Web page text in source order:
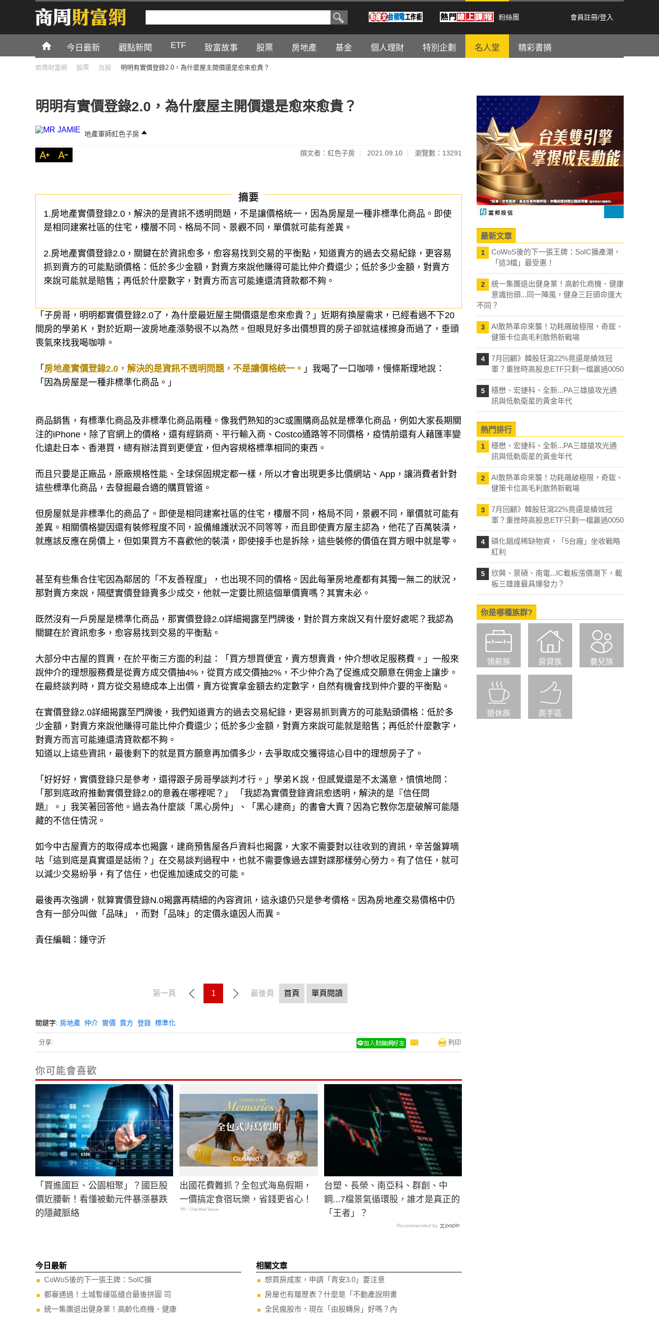
粉絲團 會員註冊/登入
今日最新 觀點新聞 ETF 致富故事 股票 房地產 基金 個人理財 特別企劃 名人堂 精彩書摘
商周財富網 股票 台股 明明有實價登錄2.0，為什麼屋主開價還是愈來愈貴？
明明有實價登錄2.0，為什麼屋主開價還是愈來愈貴？
地產軍師紅色子房
撰文者：紅色子房 2021.09.10 瀏覽數：13291
摘要
1.房地產實價登錄2.0，解決的是資訊不透明問題，不是讓價格統一，因為房屋是一種非標準化商品。即使
是相同建案社區的住宅，樓層不同、格局不同、景觀不同，單價就可能有差異。
2.房地產實價登錄2.0，關鍵在於資訊愈多，愈容易找到交易的平衡點，知道賣方的過去交易紀錄，更容易
抓到賣方的可能點頭價格：低於多少金額，對賣方來說他賺得可能比仲介費還少；低於多少金額，對賣方
來說可能就是賠售；再低於什麼數字，對賣方而言可能連還清貸款都不夠。
「子房哥，明明都實價登錄2.0了，為什麼最近屋主開價還是愈來愈貴？」近期有換屋需求，已經看過不下20
間房的學弟Ｋ，對於近期一波房地產漲勢很不以為然。但眼見好多出價想買的房子卻就這樣擦身而過了，垂頭
喪氣來找我喝咖啡。
「 房地產實價登錄2.0，解決的是資訊不透明問題，不是讓價格統一。 」我喝了一口咖啡，慢條斯理地說：
「因為房屋是一種非標準化商品。」
商品銷售，有標準化商品及非標準化商品兩種。像我們熟知的3C或團購商品就是標準化商品，例如大家長期關
注的iPhone，除了官網上的價格，還有經銷商、平行輸入商、Costco通路等不同價格，疫情前還有人藉匯率變
化遠赴日本、香港買，總有辦法買到更便宜，但內容規格標準相同的東西。
而且只要是正廠品，原廠規格性能、全球保固規定都一樣，所以才會出現更多比價網站、App，讓消費者針對
這些標準化商品，去發掘最合適的購買管道。
但房屋就是非標準化的商品了。即使是相同建案社區的住宅，樓層不同，格局不同，景觀不同，單價就可能有
差異。相關價格變因還有裝修程度不同，設備維護狀況不同等等，而且即使賣方屋主認為，他花了百萬裝潢，
就應該反應在房價上，但如果買方不喜歡他的裝潢，即使接手也是拆除，這些裝修的價值在買方眼中就是零。
甚至有些集合住宅因為鄰居的「不友善程度」，也出現不同的價格。因此每筆房地產都有其獨一無二的狀況，
那對賣方來說，隔壁實價登錄賣多少成交，他就一定要比照這個單價賣嗎？其實未必。
既然沒有一戶房屋是標準化商品，那實價登錄2.0詳細揭露至門牌後，對於買方來說又有什麼好處呢？我認為
關鍵在於資訊愈多，愈容易找到交易的平衡點。
大部分中古屋的買賣，在於平衡三方面的利益：「買方想買便宜，賣方想賣貴，仲介想收足服務費。」一般來
說仲介的理想服務費是從賣方成交價抽4%，從買方成交價抽2%，不少仲介為了促進成交願意在佣金上讓步。
在最終談判時，買方從交易總成本上出價，賣方從實拿金額去約定數字，自然有機會找到仲介要的平衡點。
在實價登錄2.0詳細揭露至門牌後，我們知道賣方的過去交易紀錄，更容易抓到賣方的可能點頭價格：低於多
少金額，對賣方來說他賺得可能比仲介費還少；低於多少金額，對賣方來說可能就是賠售；再低於什麼數字，
對賣方而言可能連還清貸款都不夠。
知道以上這些資訊，最後剩下的就是買方願意再加價多少，去爭取成交獲得這心目中的理想房子了。
「好好好，實價登錄只是參考，還得跟子房哥學談判才行。」學弟Ｋ說，但感覺還是不太滿意，憤憤地問：
「那到底政府推動實價登錄2.0的意義在哪裡呢？」 「我認為實價登錄資訊愈透明，解決的是『信任問
題』。」我笑著回答他。過去為什麼談「黑心房仲」、「黑心建商」的書會大賣？因為它教你怎麼破解可能隱
藏的不信任情況。
如今中古屋賣方的取得成本也揭露，建商預售屋各戶資料也揭露，大家不需要對以往收到的資訊，辛苦盤算嘀
咕「這到底是真實還是話術？」在交易談判過程中，也就不需要像過去諜對諜那樣勞心勞力。有了信任，就可
以減少交易紛爭，有了信任，也促進加速成交的可能。
最後再次強調，就算實價登錄N.0揭露再精細的內容資訊，這永遠仍只是參考價格。因為房地產交易價格中仍
含有一部分叫做「品味」，而對「品味」的定價永遠因人而異。
責任編輯：鍾守沂
第一頁 1 最後頁 首頁 單頁閱讀
關鍵字: 房地產 仲介 實價 賣方 登錄 標準化
分享: 列印
你可能會喜歡
「買進國巨、公園相聚」？國巨股
價近腰斬！看懂被動元件暴漲暴跌
的隱藏脈絡
出國花費難抓？全包式海島假期，
一價搞定食宿玩樂，省錢更省心！
PR・Club Med Taiwan
台塑、長榮、南亞科、群創、中
鋼...7檔景氣循環股，誰才是真正的
「王者」？
Recommended by
今日最新
CoWoS後的下一張王牌：SoIC擴
都審通過！土城暫緩區縫合最後拼圖 司
統一集團退出健身業！高齡化商機、健康
相關文章
想買房成家，申請「青安3.0」要注意
房屋也有履歷表？什麼是「不動產說明書
全民瘋股市，現在「由股轉房」好嗎？內
最新文章
1
CoWoS後的下一張王牌：SoIC擴產潮，
「這3檔」最受惠！
2
統一集團退出健身業！高齡化商機、健康
意識抬頭...同一陣風，健身三巨頭命運大
不同？
3
AI散熱革命來襲！功耗飆破極限，奇鋐、
健策卡位高毛利散熱新戰場
4
7月回顧》韓股狂瀉22%竟還是績效冠
軍？重挫時高股息ETF只剩一檔贏過0050
5
穩懋、宏捷科、全新...PA三雄搶攻光通
訊與低軌衛星的黃金年代
熱門排行
1
穩懋、宏捷科、全新...PA三雄搶攻光通
訊與低軌衛星的黃金年代
2
AI散熱革命來襲！功耗飆破極限，奇鋐、
健策卡位高毛利散熱新戰場
3
7月回顧》韓股狂瀉22%竟還是績效冠
軍？重挫時高股息ETF只剩一檔贏過0050
4
磷化銦成稀缺物資，「5台廠」坐收戰略
紅利
5
欣興、景碩、南電...IC載板漲價潮下，載
板三雄誰最具爆發力？
你是哪種族群?
領薪族 房貸族 養兒族
退休族 高手區